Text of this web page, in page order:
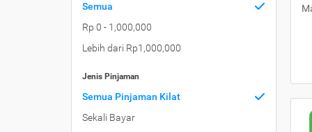
Semua
Rp 0 - 1,000,000
Lebih dari Rp1,000,000
Jenis Pinjaman
Semua Pinjaman Kilat
Sekali Bayar